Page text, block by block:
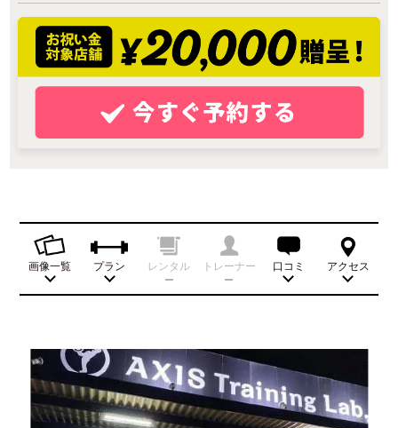
画像一覧 プラン レンタル トレーナー 口コミ アクセス